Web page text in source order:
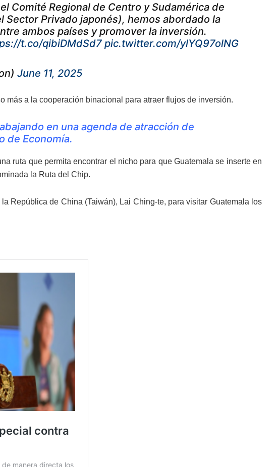
Comité Regional de Centro y Sudamérica de
Sector Privado japonés), hemos abordado la
ambos países y promover la inversión.
t.co/qibiDMdSd7 pic.twitter.com/ylYQ97olNG
June 11, 2025
más a la cooperación binacional para atraer flujos de inversión.
en una agenda de atracción de
de Economía.
ruta que permita encontrar el nicho para que Guatemala se inserte en
la Ruta del Chip.
República de China (Taiwán), Lai Ching-te, para visitar Guatemala los